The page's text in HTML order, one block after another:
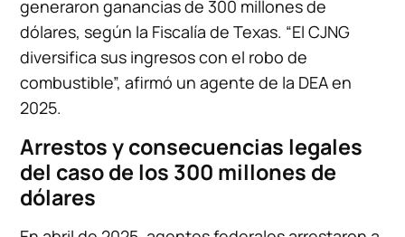
generaron ganancias de 300 millones de
dólares, según la Fiscalía de Texas. “El CJNG
diversifica sus ingresos con el robo de
combustible”, afirmó un agente de la DEA en
2025.
Arrestos y consecuencias legales
del caso de los 300 millones de
dólares